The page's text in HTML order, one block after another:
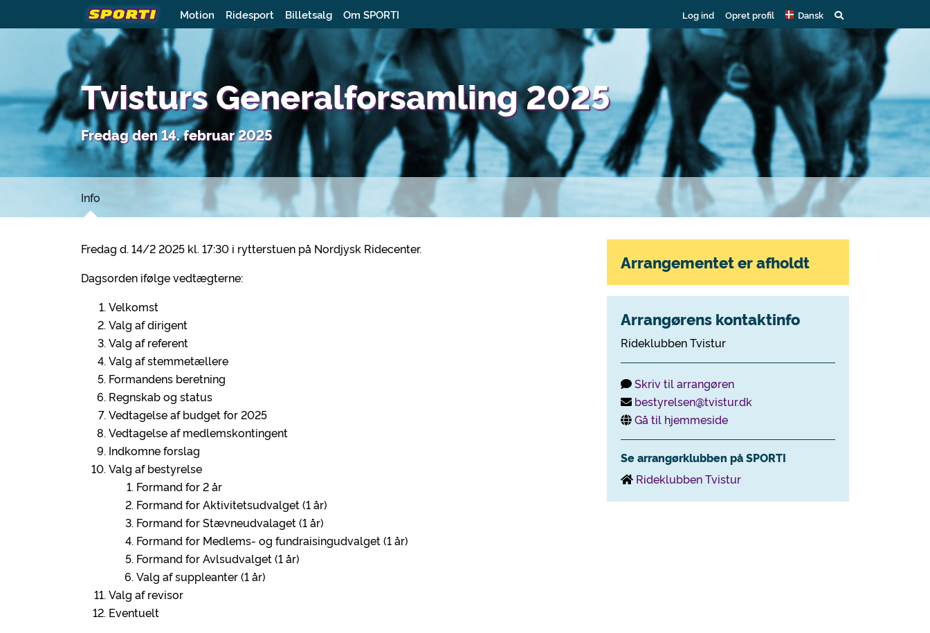
Motion Ridesport Billetsalg Om SPORTI Log ind Opret profil Dansk
Tvisturs Generalforsamling 2025
Fredag den 14. februar 2025
Info
Fredag d. 14/2 2025 kl. 17:30 i rytterstuen på Nordjysk Ridecenter.
Dagsorden ifølge vedtægterne:
Velkomst
Valg af dirigent
Valg af referent
Valg af stemmetællere
Formandens beretning
Regnskab og status
Vedtagelse af budget for 2025
Vedtagelse af medlemskontingent
Indkomne forslag
Valg af bestyrelse
Formand for 2 år
Formand for Aktivitetsudvalget (1 år)
Formand for Stævneudvalaget (1 år)
Formand for Medlems- og fundraisingudvalget (1 år)
Formand for Avlsudvalget (1 år)
Valg af suppleanter (1 år)
Valg af revisor
Eventuelt
Arrangementet er afholdt
Arrangørens kontaktinfo
Rideklubben Tvistur
Skriv til arrangøren
bestyrelsen@tvistur.dk
Gå til hjemmeside
Se arrangørklubben på SPORTI
Rideklubben Tvistur